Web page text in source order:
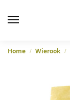
Home / Wierook /